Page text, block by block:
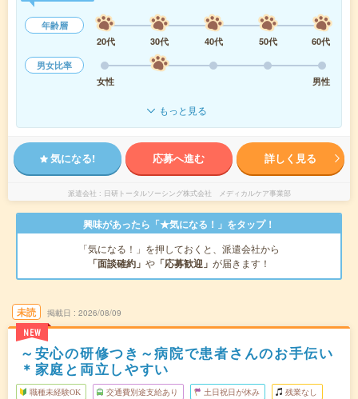
年齢層
20代
30代 40代 50代
60代
男女比率
女性
男性
もっと見る
気になる! 応募へ進む 詳しく見る
派遣会社 日研トータルソーシング株式会社 メディカルケア事業部
興味があったら「★気になる！」をタップ！
「気になる！」を押しておくと、派遣会社から
「面談確約」 や 「応募歓迎」 が届きます！
未読
NEW
掲載日 2026/08/09
～安心の研修つき～病院で患者さんのお手伝い
＊家庭と両立しやすい
職種未経験OK 交通費別途支給あり 土日祝日が休み 残業なし